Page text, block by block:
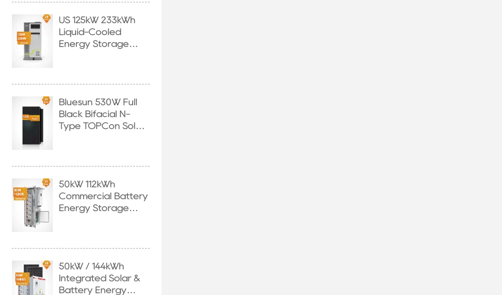
US 125kW 233kWh
Liquid-Cooled
Energy Storage
Bluesun 530W Full
Black Bifacial N-
Type TOPCon Solar
50kW 112kWh
Commercial Battery
Energy Storage
50kW / 144kWh
Integrated Solar &
Battery Energy